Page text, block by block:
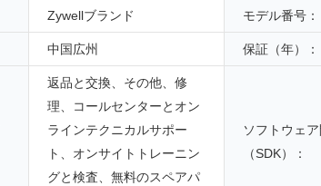
Zywellブランド モデル番号：
中国広州 保証（年）：
返品と交換、その他、修
理、コールセンターとオン
ラインテクニカルサポー
ト、オンサイトトレーニン
グと検査、無料のスペアパ
ソフトウェ
（SDK）：